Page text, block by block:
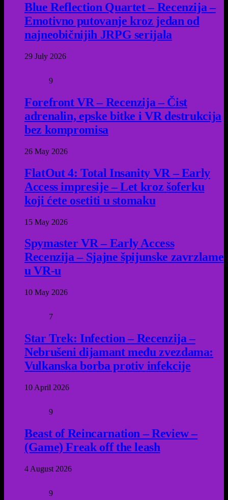
Blue Reflection Quartet – Recenzija –
Emotivno putovanje kroz jedan od
najneobičnijih JRPG serijala
29 July 2026
9
Forefront VR – Recenzija – Čist
adrenalin, epske bitke i VR destrukcija
bez kompromisa
26 May 2026
FlatOut 4: Total Insanity VR – Early
Access impresije – Let kroz šoferku
koji ćete osetiti u stomaku
15 May 2026
Spymaster VR – Early Access
Recenzija – Sjajne špijunske zavrzlame
u VR-u
10 May 2026
7
Star Trek: Infection – Recenzija –
Nebrušeni dijamant među zvezdama:
Vulkanska borba protiv infekcije
10 April 2026
9
Beast of Reincarnation – Review –
(Game) Freak off the leash
4 August 2026
9